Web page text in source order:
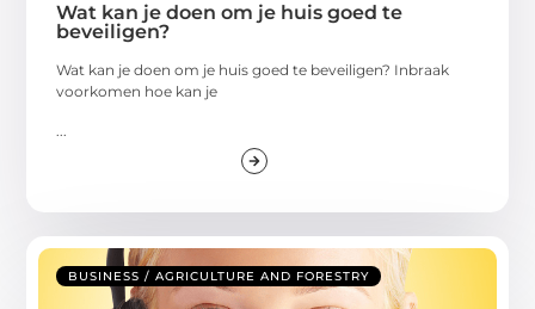
Wat kan je doen om je huis goed te
beveiligen?
Wat kan je doen om je huis goed te beveiligen? Inbraak
voorkomen hoe kan je
BUSINESS / AGRICULTURE AND FORESTRY